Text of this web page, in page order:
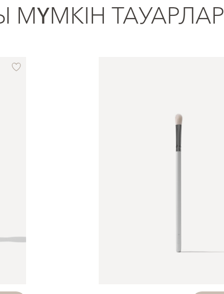
МҮМКІН ТАУАРЛАР